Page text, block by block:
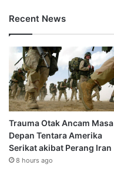
Recent News
Trauma Otak Ancam Masa
Depan Tentara Amerika
Serikat akibat Perang Iran
8 hours ago